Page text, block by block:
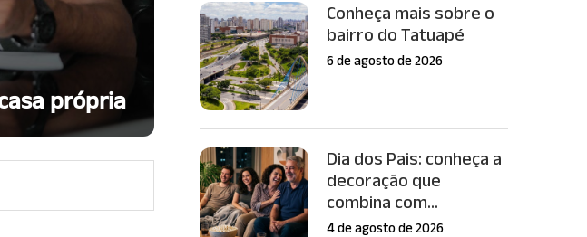
própria
Conheça mais sobre o
bairro do Tatuapé
6 de agosto de 2026
Dia dos Pais: conheça a
decoração que
combina com...
4 de agosto de 2026